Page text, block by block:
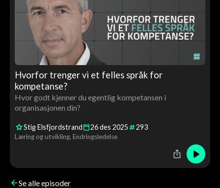
Hvorfor trenger vi et felles språk for
kompetanse?
Hvor godt kjenner du egentlig kompetansen i
organisasjonen din?
Stig Elsfjordstrand 26des 2025 293
Læring og utvikling Endringsledelse
Se alle episoder